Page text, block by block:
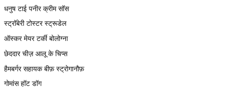
धनुष टाई पनीर क्रीम सॉस
स्ट्रॉबेरी टोस्टर स्ट्रूडेल
ऑस्कर मेयर टर्की बोलोग्ना
छेददार चीज़ आलू के चिप्स
हैमबर्गर सहायक बीफ़ स्ट्रोगानौफ़
गोमांस हॉट डॉग